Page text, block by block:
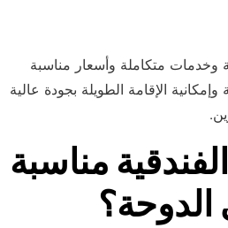
وخدمات متكاملة وأسعار مناسبة
الإقامة الطويلة بجودة عالية
مناسبة
الدوحة؟